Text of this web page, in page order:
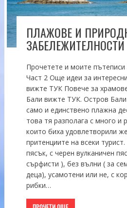
ПЛАЖОВЕ И
Прочетете и моите пътеписи
Част 2 Още идеи за
вижте ТУК Повече за
Бали вижте ТУК. Остров
само и единствено плажна
това тя разполага с много и
които биха удовлетворили
притенциите на всеки
пясък, с черен вулканичен
сърфисти ), без вълни ( за
деца), усамотени или не, с
рибки…